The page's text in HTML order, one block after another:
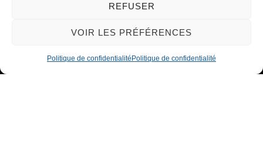
REFUSER
VOIR LES PRÉFÉRENCES
Politique de confidentialité Politique de confidentialité